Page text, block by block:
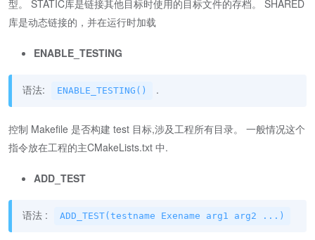
型。 STATIC库是链接其他目标时使用的目标文件的存档。 SHARED
库是动态链接的，并在运行时加载
ENABLE_TESTING
语法: ENABLE_TESTING() .
控制 Makefile 是否构建 test 目标,涉及工程所有目录。 一般情况这个
指令放在工程的主CMakeLists.txt 中.
ADD_TEST
语法 : ADD_TEST(testname Exename arg1 arg2 ...)